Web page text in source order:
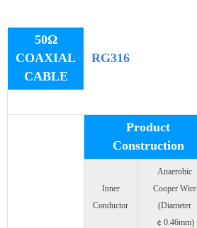
50Ω
COAXIAL
CABLE
RG316
Product
Construction
Inner
Conductor
Anaerobic
Cooper Wire
(Diameter
￠0.46mm)